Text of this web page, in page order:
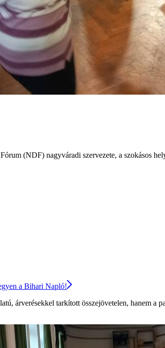
(NDF) nagyváradi szervezete, a szokásos
a Bihari Napló!
árverésekkel tarkított összejövetelen, hanem